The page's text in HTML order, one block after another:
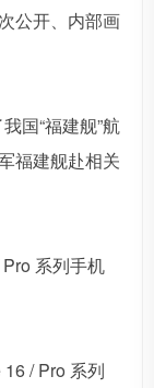
公开、内部画
国“福建舰”航
福建舰赴相关
系列手机
/ Pro 系列